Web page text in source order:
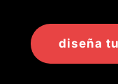
diseña